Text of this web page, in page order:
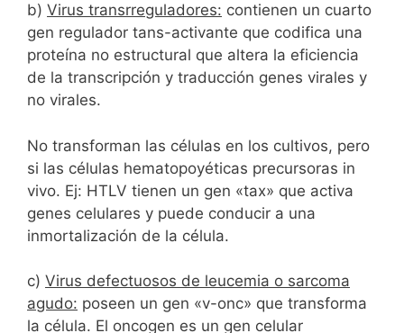
b) Virus transrreguladores: contienen un cuarto
gen regulador tans-activante que codifica una
proteína no estructural que altera la eficiencia
de la transcripción y traducción genes virales y
no virales.
No transforman las células en los cultivos, pero
si las células hematopoyéticas precursoras in
vivo. Ej: HTLV tienen un gen «tax» que activa
genes celulares y puede conducir a una
inmortalización de la célula.
c) Virus defectuosos de leucemia o sarcoma
agudo: poseen un gen «v-onc» que transforma
la célula. El oncogen es un gen celular